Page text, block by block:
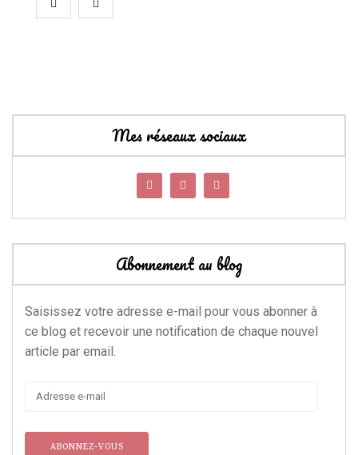
Mes réseaux sociaux
Abonnement au blog
Saisissez votre adresse e-mail pour vous abonner à
ce blog et recevoir une notification de chaque nouvel
article par email.
Adresse
mail